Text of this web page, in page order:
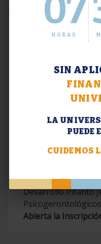
07
HORAS
SIN
LA
PUEDE
CUIDEMOS
Extensión.
Contemporáneas;
Desarrollo Infanto
Abierta la